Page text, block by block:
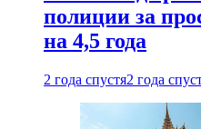
полиции за
на 4,5 года
2 года спустя2 года